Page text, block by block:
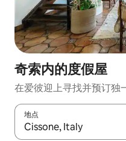
奇索内的度假屋
在爱彼迎上寻找并预订独
地点
如有搜索结果，请使用上